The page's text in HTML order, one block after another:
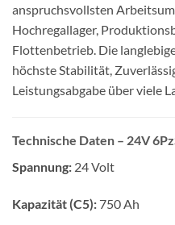
anspruchsvollsten
Hochregallager,
Flottenbetrieb. Die
höchste Stabilität,
Leistungsabgabe über viele
Technische Daten – 24V
Spannung: 24 Volt
Kapazität (C5): 750 Ah